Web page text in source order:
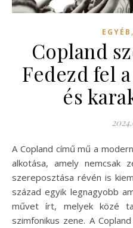
EGYÉB ,
Copland
Fedezd fel
és
A Copland című mű a modern zene egyik figyelemre méltó
alkotása, amely nemcsak
szereposztása révén is
század egyik legnagyobb
művet írt, melyek közé
szimfonikus zene. A